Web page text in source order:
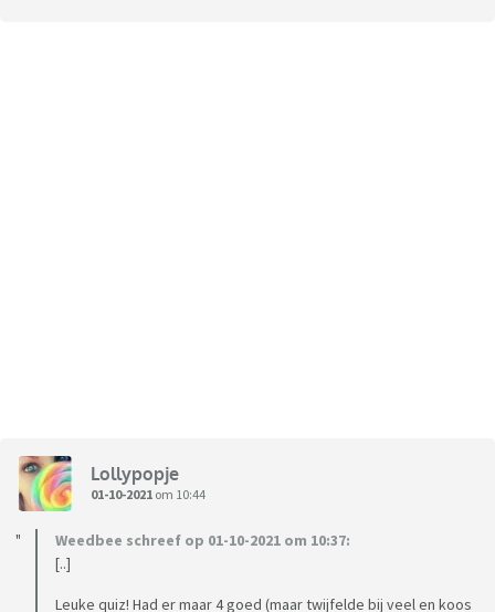
Lollypopje
01-10-2021 om 10:44
Weedbee schreef op 01-10-2021 om 10:37:
[..]
Leuke quiz! Had er maar 4 goed (maar twijfelde bij veel en koos